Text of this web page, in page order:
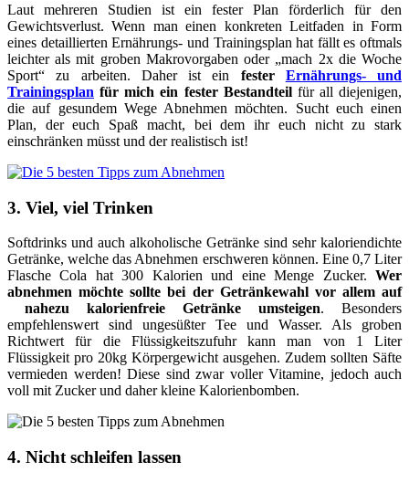
Laut mehreren Studien ist ein fester Plan förderlich für den
Gewichtsverlust. Wenn man einen konkreten Leitfaden in Form
eines detaillierten Ernährungs- und Trainingsplan hat fällt es oftmals
leichter als mit groben Makrovorgaben oder „mach 2x die Woche
Sport“ zu arbeiten. Daher ist ein fester Ernährungs- und
Trainingsplan für mich ein fester Bestandteilfür all diejenigen,
die auf gesundem Wege Abnehmen möchten. Sucht euch einen
Plan, der euch Spaß macht, bei dem ihr euch nicht zu stark
einschränken müsst und der realistisch ist!
3. Viel, viel Trinken
Softdrinks und auch alkoholische Getränke sind sehr kaloriendichte
Getränke, welche das Abnehmen erschweren können. Eine 0,7 Liter
Flasche Cola hat 300 Kalorien und eine Menge Zucker. Wer
abnehmen möchte sollte bei der Getränkewahl vor allem auf
nahezu kalorienfreie Getränke umsteigen. Besonders
empfehlenswert sind ungesüßter Tee und Wasser. Als groben
Richtwert für die Flüssigkeitszufuhr kann man von 1 Liter
Flüssigkeit pro 20kg Körpergewicht ausgehen. Zudem sollten Säfte
vermieden werden! Diese sind zwar voller Vitamine, jedoch auch
voll mit Zucker und daher kleine Kalorienbomben.
4. Nicht schleifen lassen